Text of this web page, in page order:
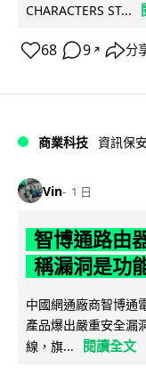
CHARACTERS ST...
68 9 ↗ 分
商業科技 資訊保安
Vin 1 日
智博通路由
稱漏洞是功
中國網通廠商智博
產品爆出嚴重安全漏
線，旗...
閱讀全文